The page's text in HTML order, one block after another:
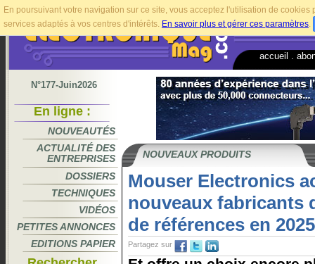
En poursuivant votre navigation sur ce site, vous acceptez l'utilisation de
services adaptés à vos centres d'intérêts. En savoir plus et gérer ces paramètres.
accueil
N°177-Juin2026
En ligne :
NOUVEAUTÉS
ACTUALITÉ DES
ENTREPRISES
DOSSIERS
TECHNIQUES
VIDÉOS
PETITES ANNONCES
EDITIONS PAPIER
NOUVEAUX PRODUITS
Mouser Electronics
nouveaux fabricants
de références en 2025
Partagez sur